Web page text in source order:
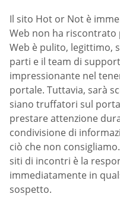
Il sito Hot or Not è
Web non ha riscontrato
Web è pulito, legittimo,
parti e il team di
impressionante nel
portale. Tuttavia, sarà
siano truffatori sul
prestare attenzione
condivisione di
ciò che non
siti di incontri è la
immediatamente in
sospetto.